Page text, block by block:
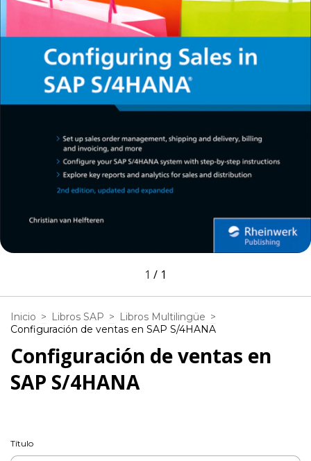
1 / 1
Inicio > Libros SAP > Libros Multilingüe >
Configuración de ventas en SAP S/4HANA
Configuración de ventas en
SAP S/4HANA
Título